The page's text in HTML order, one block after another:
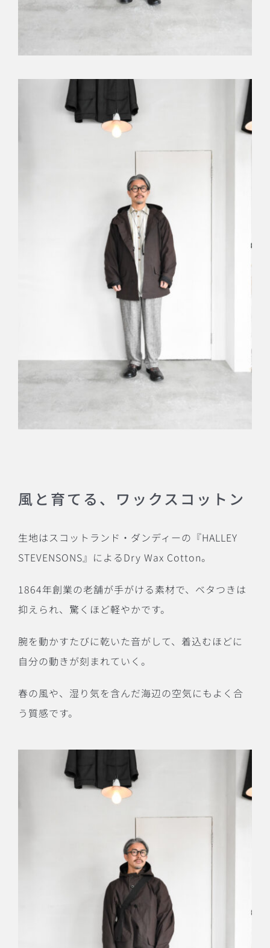
風と育てる、ワックスコットン
生地はスコットランド・ダンディーの『HALLEY
STEVENSONS』によるDry Wax Cotton。
1864年創業の老舗が手がける素材で、ベタつきは
抑えられ、驚くほど軽やかです。
腕を動かすたびに乾いた音がして、着込むほどに
自分の動きが刻まれていく。
春の風や、湿り気を含んだ海辺の空気にもよく合
う質感です。